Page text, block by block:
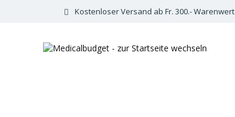
Kostenloser Versand ab Fr. 300.- Warenwert